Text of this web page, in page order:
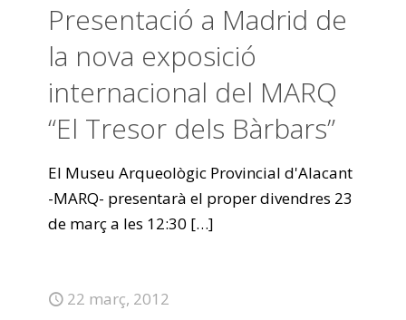
Presentació a Madrid de
la nova exposició
internacional del MARQ
“El Tresor dels Bàrbars”
El Museu Arqueològic Provincial d'Alacant
-MARQ- presentarà el proper divendres 23
de març a les 12:30 […]
22 març, 2012